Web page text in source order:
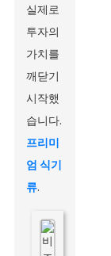
실제로
투자의
가치를
깨닫기
시작했
습니다.
프리미
엄 식기
류.